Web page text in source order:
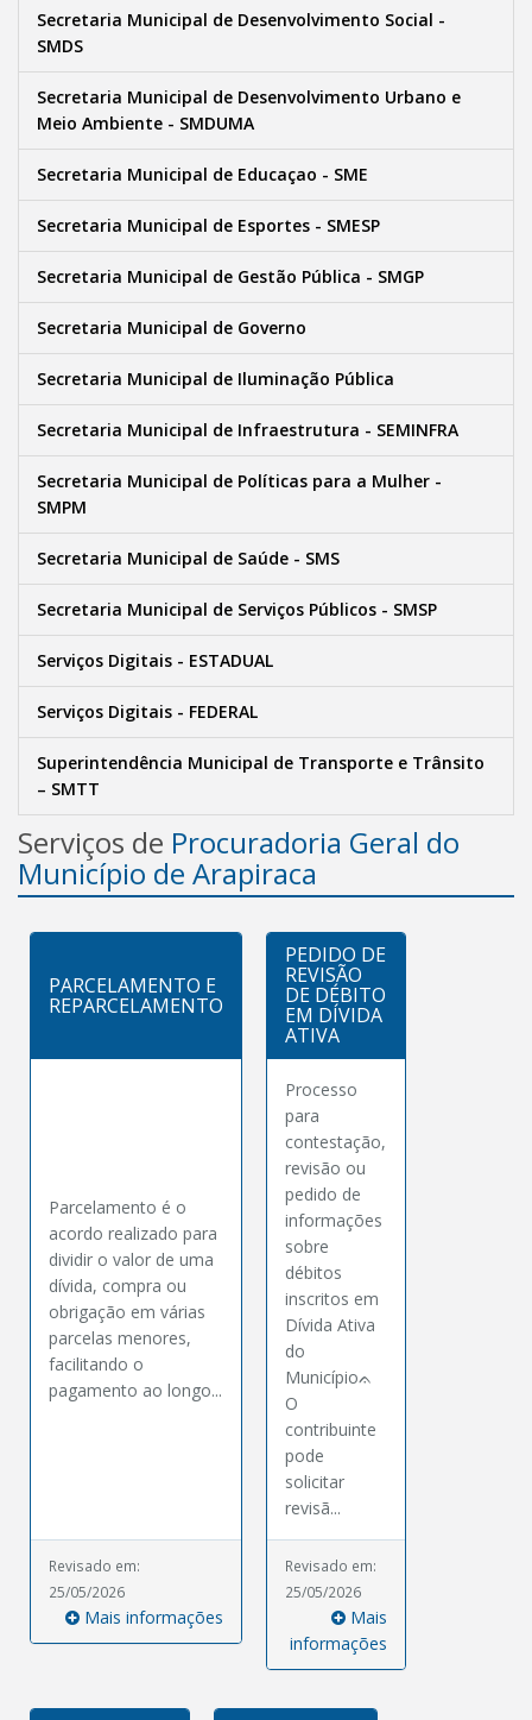
Secretaria Municipal de Desenvolvimento Social -
SMDS
Secretaria Municipal de Desenvolvimento Urbano e
Meio Ambiente - SMDUMA
Secretaria Municipal de Educaçao - SME
Secretaria Municipal de Esportes - SMESP
Secretaria Municipal de Gestão Pública - SMGP
Secretaria Municipal de Governo
Secretaria Municipal de Iluminação Pública
Secretaria Municipal de Infraestrutura - SEMINFRA
Secretaria Municipal de Políticas para a Mulher -
SMPM
Secretaria Municipal de Saúde - SMS
Secretaria Municipal de Serviços Públicos - SMSP
Serviços Digitais - ESTADUAL
Serviços Digitais - FEDERAL
Superintendência Municipal de Transporte e Trânsito
– SMTT
Serviços de Procuradoria Geral do
Município de Arapiraca
PARCELAMENTO E
REPARCELAMENTO
Parcelamento é o
acordo realizado para
dividir o valor de uma
dívida, compra ou
obrigação em várias
parcelas menores,
facilitando o
pagamento ao longo...
Revisado em:
25/05/2026
Mais informações
PEDIDO DE
REVISÃO
DE DÉBITO
EM DÍVIDA
ATIVA
Processo
para
contestação,
revisão ou
pedido de
informações
sobre
débitos
inscritos em
Dívida Ativa
do
Municípioᨊ
O
contribuinte
pode
solicitar
revisã...
Revisado em:
25/05/2026
Mais
informações